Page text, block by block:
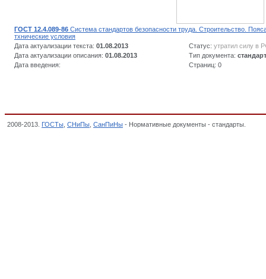
ГОСТ 12.4.089-86 Система стандартов безопасности труда. Строительство.
тхнические условия
Дата актуализации текста: 01.08.2013 Статус: утратил силу в
Дата актуализации описания: 01.08.2013 Тип документа: стандарт
Дата введения:
Страниц: 0
2008-2013. ГОСТы СНиПы СанПиНы - Нормативные документы - стандарты.